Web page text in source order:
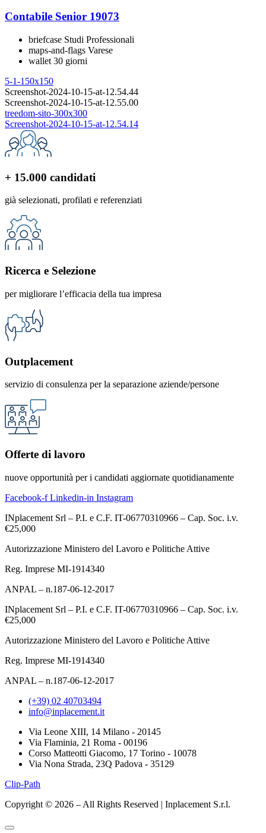
Contabile Senior 19073
Studi Professionali
Varese
30 giorni
+ 15.000 candidati
già selezionati, profilati e referenziati
Ricerca e Selezione
per migliorare l’efficacia della tua impresa
Outplacement
servizio di consulenza per la separazione aziende/persone
Offerte di lavoro
nuove opportunità per i candidati aggiornate quotidianamente
Facebook-f Linkedin-in Instagram
INplacement Srl – P.I. e C.F. IT-06770310966 – Cap. Soc. i.v.
€25,000
Autorizzazione Ministero del Lavoro e Politiche Attive
Reg. Imprese MI-1914340
ANPAL – n.187-06-12-2017
INplacement Srl – P.I. e C.F. IT-06770310966 – Cap. Soc. i.v.
€25,000
Autorizzazione Ministero del Lavoro e Politiche Attive
Reg. Imprese MI-1914340
ANPAL – n.187-06-12-2017
(+39) 02 40703494
info@inplacement.it
Via Leone XIII, 14 Milano - 20145
Via Flaminia, 21 Roma - 00196
Corso Matteotti Giacomo, 17 Torino - 10078
Via Nona Strada, 23Q Padova - 35129
Copyright © 2026 – All Rights Reserved | Inplacement S.r.l.